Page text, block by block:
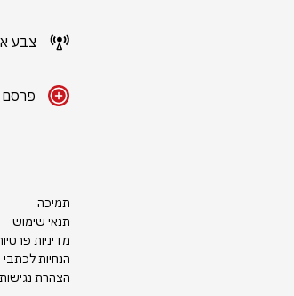
צבע
פרסם
תמיכה
תנאי שימוש
מדיניות
הנחיות
הצהרת נגישות